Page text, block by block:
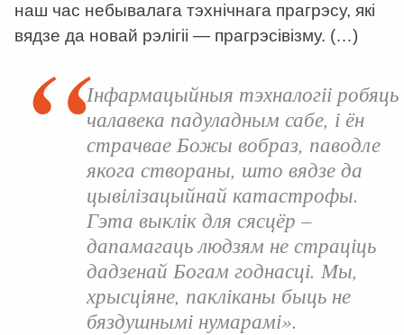
наш час небывалага тэхнічнага прагрэсу, які
вядзе да новай рэлігіі — прагрэсівізму. (…)
Інфармацыйныя тэхналогіі робяць
чалавека падуладным сабе, і ён
страчвае Божы вобраз, паводле
якога створаны, што вядзе да
цывілізацыйнай катастрофы.
Гэта выклік для сясцёр –
дапамагаць людзям не страціць
дадзенай Богам годнасці. Мы,
хрысціяне, пакліканы быць не
бяздушнымі нумарамі».